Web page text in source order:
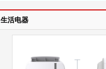
生活电器